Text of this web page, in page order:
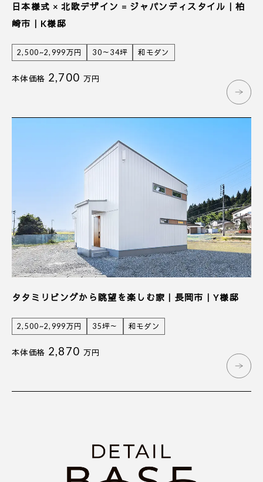
日本様式 × 北欧デザイン = ジャパンディスタイル｜柏
崎市｜K様邸
2,500~2,999万円 30～34坪 和モダン
本体価格 2,700 万円
タタミリビングから眺望を楽しむ家｜長岡市｜Y様邸
2,500~2,999万円 35坪～ 和モダン
本体価格 2,870 万円